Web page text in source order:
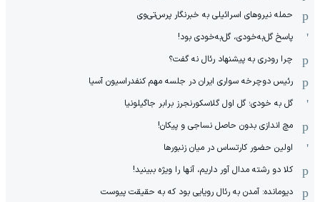
حمله نیروهای اسرائیلی به خبرنگار پرس‌تی‌وی
پاسخ گل‌به‌خودی، گل‌به‌خودی بود!
چرا رودری به پیشنهاد رئال نه گفت؟
رئیس دوچرخه سواری ایران در جلسه مهم کنفدراسیون آسیا
گل به خودی؛ گل اول گلاسکورنجرز برابر جاگیلونیا
مچ اندازی بدون حاصل نساجی و پیکان!
اولین حضور کارتساس در میان زنبورها
کلا دو‌ رشته مدال آور داریم، آنها را ویژه ببینید!
دیومانده: آمدن به رئال رویایی بود که به حقیقت پیوست